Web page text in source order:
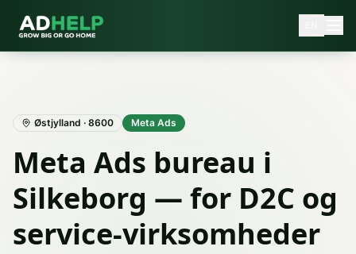
Østjylland · 8600 Meta Ads
Meta Ads bureau i
Silkeborg — for D2C og
service-virksomheder